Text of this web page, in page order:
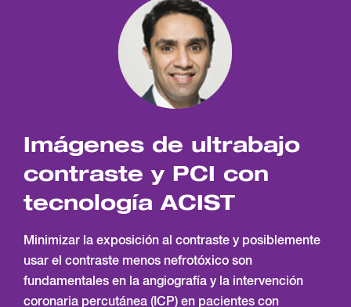
Imágenes de ultrabajo
contraste y PCI con
tecnología ACIST
Minimizar la exposición al contraste y posiblemente
usar el contraste menos nefrotóxico son
fundamentales en la angiografía y la intervención
coronaria percutánea (ICP) en pacientes con